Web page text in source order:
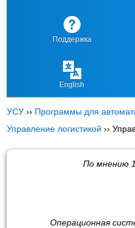
Поддержка
English
УСУ ›› Программы для
Управление логистикой ››
По мнению
Операционная